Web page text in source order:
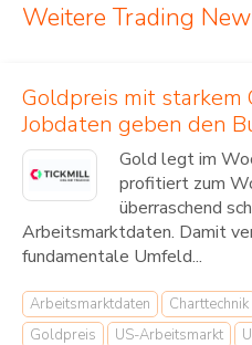
Weitere Trading
Goldpreis mit starkem
Jobdaten geben den
Gold legt im
profitiert zum
überraschend
Arbeitsmarktdaten. Damit
fundamentale Umfeld...
Arbeitsmarktdaten Charttechnik
Goldpreis
US-Arbeitsmarkt